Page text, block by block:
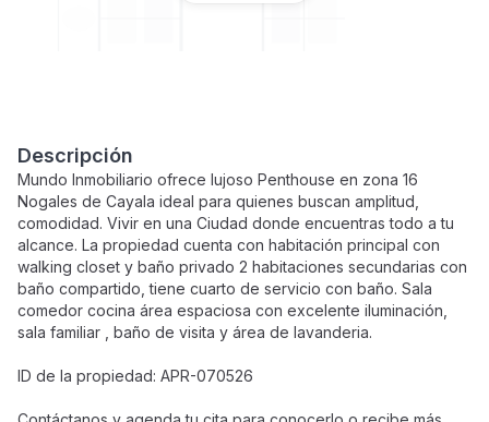
Descripción
Mundo Inmobiliario ofrece lujoso Penthouse en zona 16
Nogales de Cayala ideal para quienes buscan amplitud,
comodidad. Vivir en una Ciudad donde encuentras todo a tu
alcance. La propiedad cuenta con habitación principal con
walking closet y baño privado 2 habitaciones secundarias con
baño compartido, tiene cuarto de servicio con baño. Sala
comedor cocina área espaciosa con excelente iluminación,
sala familiar , baño de visita y área de lavanderia.
ID de la propiedad: APR-070526